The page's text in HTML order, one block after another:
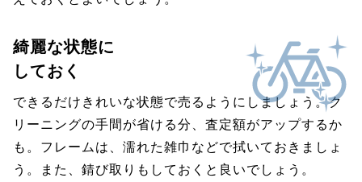
綺麗な状態に
しておく
できるだけきれいな状態で売るようにしましょう。ク
リーニングの手間が省ける分、査定額がアップするか
も。フレームは、濡れた雑巾などで拭いておきましょ
う。また、錆び取りもしておくと良いでしょう。